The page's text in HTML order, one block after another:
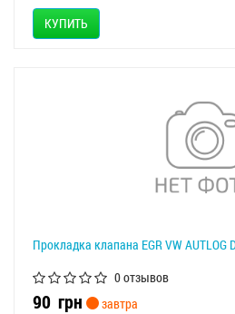
КУПИТЬ
Прокладка клапана EGR VW AUTLOG
0 отзывов
90 грн
завтра